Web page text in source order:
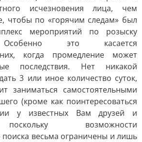
исчезновения лица, чем
чтобы по «горячим следам» был
мероприятий по розыску
это касается
когда промедление может
последствия. Нет никакой
3 или иное количество суток,
заниматься самостоятельными
(кроме как поинтересоваться
у известных Вам друзей и
возможности
поиска весьма ограничены и лишь